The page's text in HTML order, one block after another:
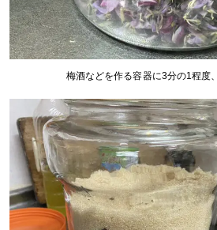
梅酒などを作る容器に3分の1程度